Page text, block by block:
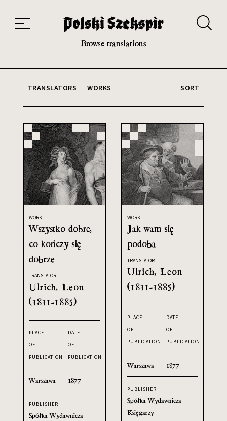
20th and 21st century module
Browse translations
TRANSLATORS WORKS SORT
WORK
Wszystko dobre,
co kończy się
dobrze
TRANSLATOR
Ulrich, Leon
(1811-1885)
PLACE
OF
PUBLICATION
Warszawa
DATE
OF
PUBLICATION
1877
PUBLISHER
Spółka Wydawnicza
WORK
Jak wam się
podoba
TRANSLATOR
Ulrich, Leon
(1811-1885)
PLACE
OF
PUBLICATION
Warszawa
DATE
OF
PUBLICATION
1877
PUBLISHER
Spółka Wydawnicza
Księgarzy